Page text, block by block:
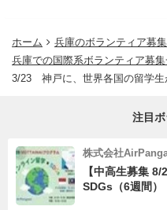
ホーム
兵庫のボランティア募
兵庫での国際系ボランティア募集
3/23 神戸に、世界各国の留学生
注目
株式会社
【中高生募集
SDGs（6週間）